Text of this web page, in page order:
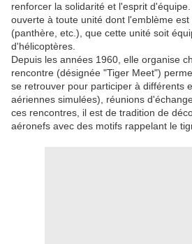
renforcer la solidarité et l'esprit
ouverte à toute unité dont l'emblème
(panthère, etc.), que cette unité soit
d'hélicoptères.
Depuis les années 1960, elle organise
rencontre (désignée "Tiger Meet")
se retrouver pour participer à différents
aériennes simulées), réunions
ces rencontres, il est de tradition de
aéronefs avec des motifs rappelant le